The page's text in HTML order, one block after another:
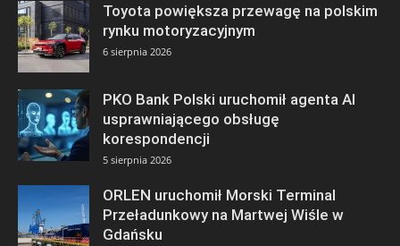
Toyota powiększa przewagę na polskim
rynku motoryzacyjnym
6 sierpnia 2026
PKO Bank Polski uruchomił agenta AI
usprawniającego obsługę
korespondencji
5 sierpnia 2026
ORLEN uruchomił Morski Terminal
Przeładunkowy na Martwej Wiśle w
Gdańsku